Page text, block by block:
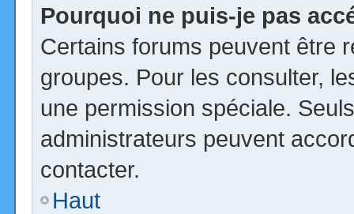
Pourquoi ne puis-je pas
Certains forums peuvent être
groupes. Pour les consulter,
une permission spéciale.
administrateurs peuvent
contacter.
Haut